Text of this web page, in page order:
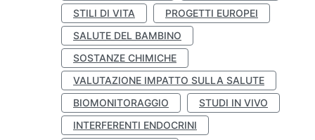
STILI DI VITA
PROGETTI EUROPEI
SALUTE DEL BAMBINO
SOSTANZE CHIMICHE
VALUTAZIONE IMPATTO SULLA SALUTE
BIOMONITORAGGIO
STUDI IN VIVO
INTERFERENTI ENDOCRINI